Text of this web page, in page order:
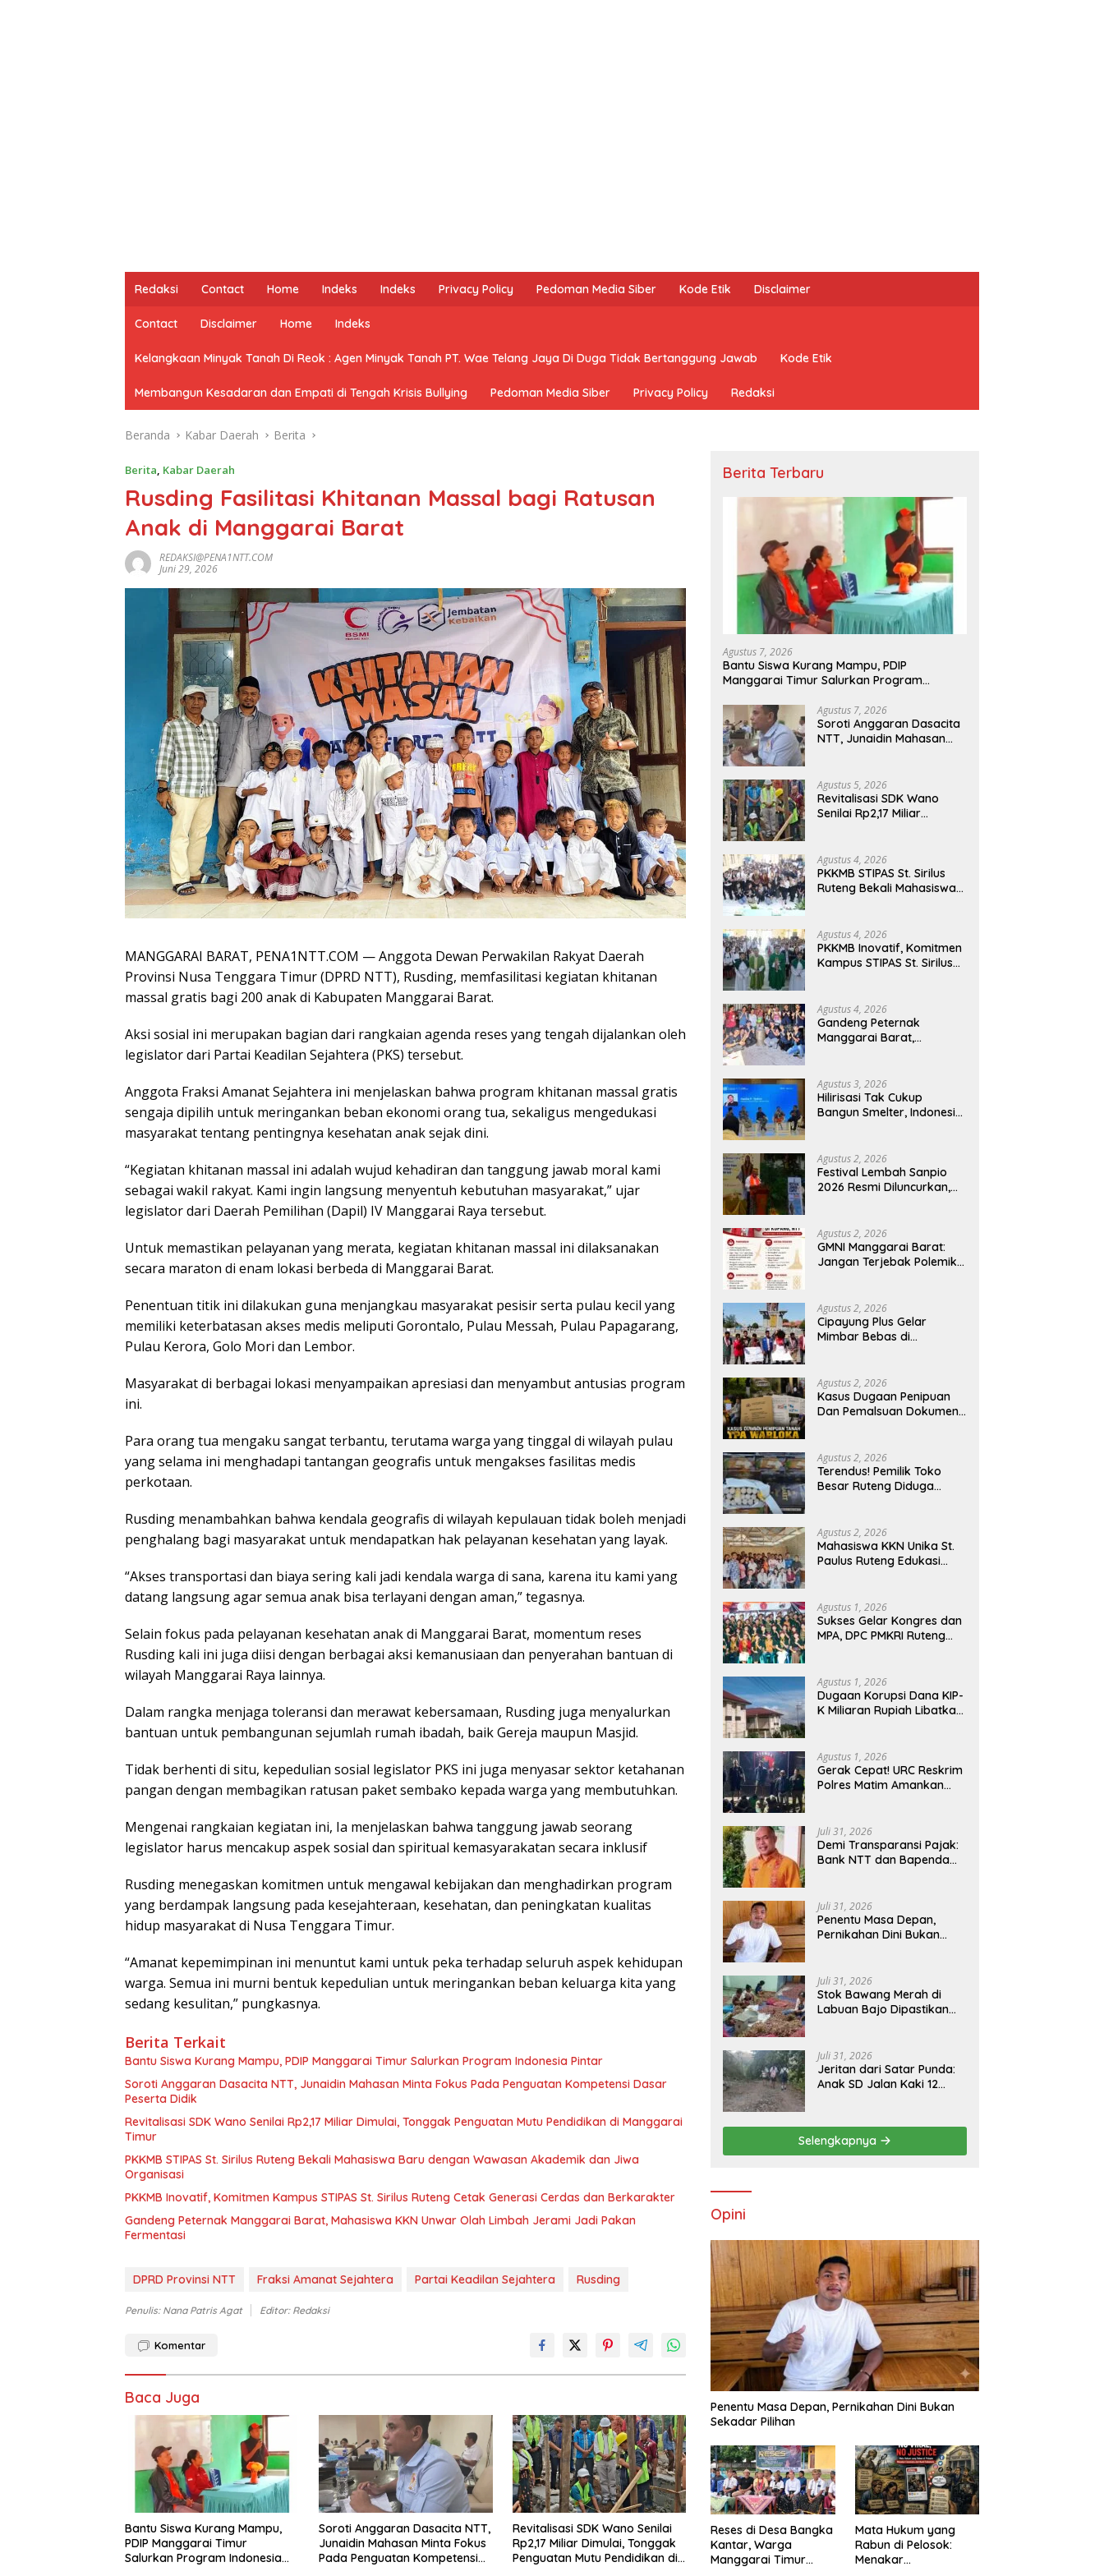
Redaksi Contact Home Indeks Indeks Privacy Policy Pedoman Media Siber Kode Etik Disclaimer
Contact Disclaimer Home Indeks
Kelangkaan Minyak Tanah Di Reok : Agen Minyak Tanah PT. Wae Telang Jaya Di Duga Tidak Bertanggung Jawab Kode Etik
Membangun Kesadaran dan Empati di Tengah Krisis Bullying Pedoman Media Siber Privacy Policy Redaksi
Beranda Kabar Daerah Berita
Berita, Kabar Daerah
Rusding Fasilitasi Khitanan Massal bagi Ratusan
Anak di Manggarai Barat
REDAKSI@PENA1NTT.COM
Juni 29, 2026
MANGGARAI BARAT, PENA1NTT.COM — Anggota Dewan Perwakilan Rakyat Daerah
Provinsi Nusa Tenggara Timur (DPRD NTT), Rusding, memfasilitasi kegiatan khitanan
massal gratis bagi 200 anak di Kabupaten Manggarai Barat.
Aksi sosial ini merupakan bagian dari rangkaian agenda reses yang tengah dijalankan oleh
legislator dari Partai Keadilan Sejahtera (PKS) tersebut.
Anggota Fraksi Amanat Sejahtera ini menjelaskan bahwa program khitanan massal gratis
sengaja dipilih untuk meringankan beban ekonomi orang tua, sekaligus mengedukasi
masyarakat tentang pentingnya kesehatan anak sejak dini.
“Kegiatan khitanan massal ini adalah wujud kehadiran dan tanggung jawab moral kami
sebagai wakil rakyat. Kami ingin langsung menyentuh kebutuhan masyarakat,” ujar
legislator dari Daerah Pemilihan (Dapil) IV Manggarai Raya tersebut.
Untuk memastikan pelayanan yang merata, kegiatan khitanan massal ini dilaksanakan
secara maraton di enam lokasi berbeda di Manggarai Barat.
Penentuan titik ini dilakukan guna menjangkau masyarakat pesisir serta pulau kecil yang
memiliki keterbatasan akses medis meliputi Gorontalo, Pulau Messah, Pulau Papagarang,
Pulau Kerora, Golo Mori dan Lembor.
Masyarakat di berbagai lokasi menyampaikan apresiasi dan menyambut antusias program
ini.
Para orang tua mengaku sangat terbantu, terutama warga yang tinggal di wilayah pulau
yang selama ini menghadapi tantangan geografis untuk mengakses fasilitas medis
perkotaan.
Rusding menambahkan bahwa kendala geografis di wilayah kepulauan tidak boleh menjadi
penghalang bagi masyarakat untuk mendapatkan hak pelayanan kesehatan yang layak.
“Akses transportasi dan biaya sering kali jadi kendala warga di sana, karena itu kami yang
datang langsung agar semua anak bisa terlayani dengan aman,” tegasnya.
Selain fokus pada pelayanan kesehatan anak di Manggarai Barat, momentum reses
Rusding kali ini juga diisi dengan berbagai aksi kemanusiaan dan penyerahan bantuan di
wilayah Manggarai Raya lainnya.
Dalam rangka menjaga toleransi dan merawat kebersamaan, Rusding juga menyalurkan
bantuan untuk pembangunan sejumlah rumah ibadah, baik Gereja maupun Masjid.
Tidak berhenti di situ, kepedulian sosial legislator PKS ini juga menyasar sektor ketahanan
pangan dengan membagikan ratusan paket sembako kepada warga yang membutuhkan.
Mengenai rangkaian kegiatan ini, Ia menjelaskan bahwa tanggung jawab seorang
legislator harus mencakup aspek sosial dan spiritual kemasyarakatan secara inklusif
Rusding menegaskan komitmen untuk mengawal kebijakan dan menghadirkan program
yang berdampak langsung pada kesejahteraan, kesehatan, dan peningkatan kualitas
hidup masyarakat di Nusa Tenggara Timur.
“Amanat kepemimpinan ini menuntut kami untuk peka terhadap seluruh aspek kehidupan
warga. Semua ini murni bentuk kepedulian untuk meringankan beban keluarga kita yang
sedang kesulitan,” pungkasnya.
Berita Terkait
Bantu Siswa Kurang Mampu, PDIP Manggarai Timur Salurkan Program Indonesia Pintar
Soroti Anggaran Dasacita NTT, Junaidin Mahasan Minta Fokus Pada Penguatan Kompetensi Dasar
Peserta Didik
Revitalisasi SDK Wano Senilai Rp2,17 Miliar Dimulai, Tonggak Penguatan Mutu Pendidikan di Manggarai
Timur
PKKMB STIPAS St. Sirilus Ruteng Bekali Mahasiswa Baru dengan Wawasan Akademik dan Jiwa
Organisasi
PKKMB Inovatif, Komitmen Kampus STIPAS St. Sirilus Ruteng Cetak Generasi Cerdas dan Berkarakter
Gandeng Peternak Manggarai Barat, Mahasiswa KKN Unwar Olah Limbah Jerami Jadi Pakan
Fermentasi
DPRD Provinsi NTT Fraksi Amanat Sejahtera Partai Keadilan Sejahtera Rusding
Penulis: Nana Patris Agat Editor: Redaksi
Komentar
Baca Juga
Bantu Siswa Kurang Mampu,
PDIP Manggarai Timur
Salurkan Program Indonesia
Soroti Anggaran Dasacita NTT,
Junaidin Mahasan Minta Fokus
Pada Penguatan Kompetensi
Revitalisasi SDK Wano Senilai
Rp2,17 Miliar Dimulai, Tonggak
Penguatan Mutu Pendidikan di
Berita Terbaru
Agustus 7, 2026
Bantu Siswa Kurang Mampu, PDIP
Manggarai Timur Salurkan Program
Agustus 7, 2026
Soroti Anggaran Dasacita
NTT, Junaidin Mahasan
Dasar Peserta Didik
Agustus 5, 2026
Revitalisasi SDK Wano
Senilai Rp2,17 Miliar
Pendidikan di Manggarai
Timur
Agustus 4, 2026
PKKMB STIPAS St. Sirilus
Ruteng Bekali Mahasiswa
Organisasi
Agustus 4, 2026
PKKMB Inovatif, Komitmen
Kampus STIPAS St. Sirilus
Agustus 4, 2026
Gandeng Peternak
Manggarai Barat,
Pakan Fermentasi
Agustus 3, 2026
Hilirisasi Tak Cukup
Bangun Smelter, Indonesia
Agustus 2, 2026
Festival Lembah Sanpio
2026 Resmi Diluncurkan,
untuk Dukung Generasi
Berkarakter
Agustus 2, 2026
GMNI Manggarai Barat:
Jangan Terjebak Polemik
Berdampak bagi Rakyat
Agustus 2, 2026
Cipayung Plus Gelar
Mimbar Bebas di
Penyematan Gelar “Raja
Timor” kepada Jokowi
Agustus 2, 2026
Kasus Dugaan Penipuan
Dan Pemalsuan Dokumen
Gelar Perkara,
Penyelidikan Polres
Manggarai Barat
Agustus 2, 2026
Terendus! Pemilik Toko
Besar Ruteng Diduga
Flores
Agustus 2, 2026
Mahasiswa KKN Unika St.
Paulus Ruteng Edukasi
Galong, Kota Komba
Utara
Agustus 1, 2026
Sukses Gelar Kongres dan
MPA, DPC PMKRI Ruteng
Agustus 1, 2026
Dugaan Korupsi Dana KIP-
K Miliaran Rupiah Libatkan
Agustus 1, 2026
Gerak Cepat! URC Reskrim
Polres Matim Amankan
Golo Kantar
Juli 31, 2026
​Demi Transparansi Pajak:
Bank NTT dan Bapenda
Juli 31, 2026
Penentu Masa Depan,
Pernikahan Dini Bukan
Juli 31, 2026
Stok Bawang Merah di
Labuan Bajo Dipastikan
Masyarakat Apresiasi
Peran Ninonk
Juli 31, 2026
Jeritan dari Satar Punda:
Anak SD Jalan Kaki 12
Sekolah, Warga Desak
Bupati Manggarai Timur
Bertindak
Selengkapnya
Opini
Penentu Masa Depan, Pernikahan Dini Bukan
Sekadar Pilihan
Reses di Desa Bangka
Kantar, Warga
Manggarai Timur
Mata Hukum yang
Rabun di Pelosok:
Menakar